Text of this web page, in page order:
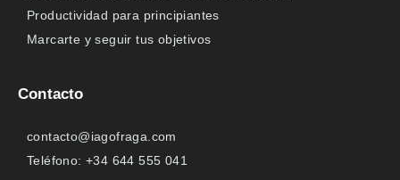
Productividad para principiantes
Marcarte y seguir tus objetivos
Contacto
contacto@iagofraga.com
Teléfono: +34 644 555 041